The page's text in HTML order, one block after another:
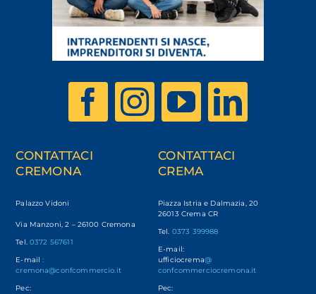
CONTATTACI
CREMONA
Palazzo Vidoni
Via Manzoni, 2 – 26100 Cremona
Tel. 0372 567611
E-mail:
cremona@confcommercio.it
Pec:
CONTATTACI
CREMA
Piazza Istria e Dalmazia, 20
26013 Crema CR
Tel. 0373 399988
E-mail:
ufficiocrema@
confcommerciocremona.it
Pec: